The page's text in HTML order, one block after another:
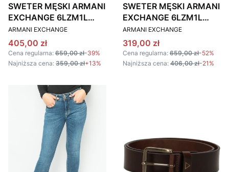
SWETER MĘSKI ARMANI
EXCHANGE 6LZM1L
ZMY1Z CZARNY
PRODUCENT
ARMANI EXCHANGE
Cena promocyjna
405,00 zł
Cena regularna: 659,00 zł-39%
Najniższa cena: 359,00 zł+13%
SWETER MĘSKI ARMANI
EXCHANGE 6LZM1L
ZMY1Z GRANATOWY
PRODUCENT
ARMANI EXCHANGE
Cena promocyjna
319,00 zł
Cena regularna: 659,00 zł-52%
Najniższa cena: 406,00 zł-21%